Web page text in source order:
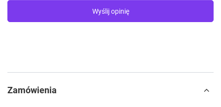
Wyślij opinię
Zamówienia